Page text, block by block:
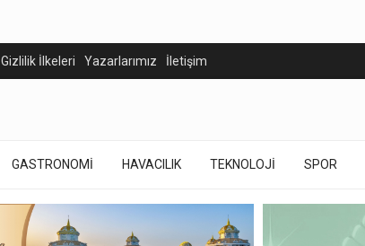
Gizlilik İlkeleri Yazarlarımız İletişim
GASTRONOMİ HAVACILIK TEKNOLOJİ SPOR